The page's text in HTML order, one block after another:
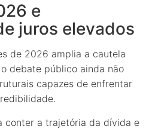
e
juros elevados
de 2026 amplia a cautela
debate público ainda não
capazes de enfrentar
conter a trajetória da dívida e